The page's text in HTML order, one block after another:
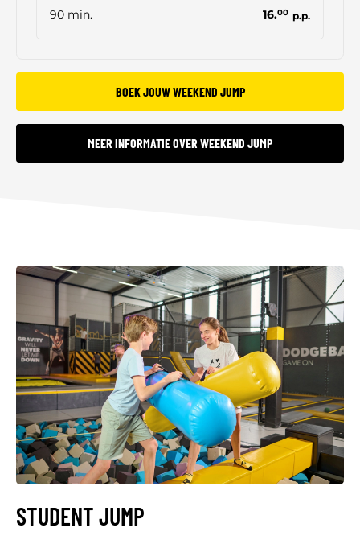
90 min. 16.00 p.p.
BOEK JOUW WEEKEND JUMP
MEER INFORMATIE OVER WEEKEND JUMP
STUDENT JUMP